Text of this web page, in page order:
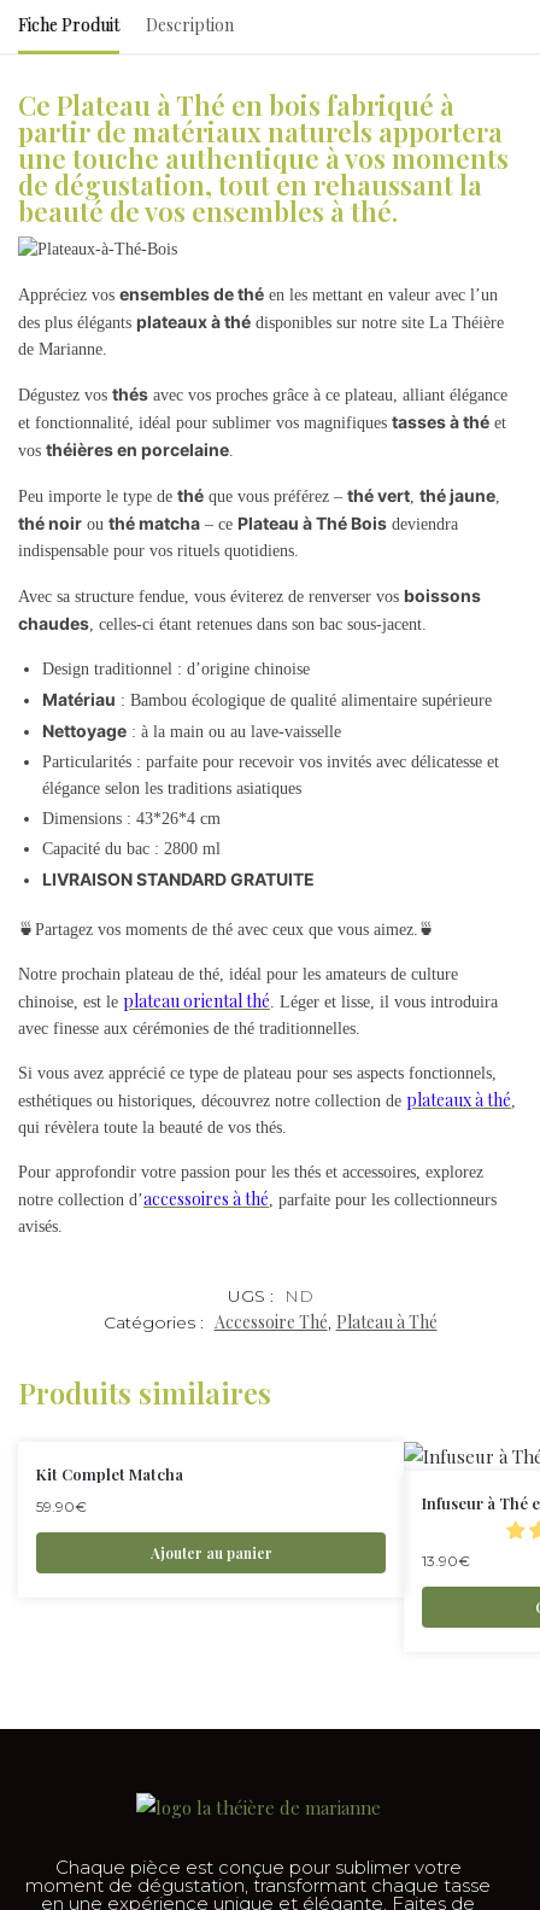
Fiche Produit Description
Ce Plateau à Thé en bois fabriqué à
partir de matériaux naturels apportera
une touche authentique à vos moments
de dégustation, tout en rehaussant la
beauté de vos ensembles à thé.
Appréciez vos ensembles de thé en les mettant en valeur avec l’un
des plus élégants plateaux à thé disponibles sur notre site La Théière
de Marianne.
Dégustez vos thés avec vos proches grâce à ce plateau, alliant élégance
et fonctionnalité, idéal pour sublimer vos magnifiques tasses à thé et
vos théières en porcelaine
Peu importe le type de thé que vous préférez – thé vert thé jaune
thé noir ou thé matcha – ce Plateau à Thé Bois deviendra
indispensable pour vos rituels quotidiens.
Avec sa structure fendue, vous éviterez de renverser vos boissons
chaudes , celles-ci étant retenues dans son bac sous-jacent.
Design traditionnel : d’origine chinoise
Matériau : Bambou écologique de qualité alimentaire supérieure
Nettoyage : à la main ou au lave-vaisselle
Particularités : parfaite pour recevoir vos invités avec délicatesse et
élégance selon les traditions asiatiques
Dimensions : 43*26*4 cm
Capacité du bac : 2800 ml
LIVRAISON STANDARD GRATUITE
🍵Partagez vos moments de thé avec ceux que vous aimez.🍵
Notre prochain plateau de thé, idéal pour les amateurs de culture
chinoise, est le plateau oriental thé. Léger et lisse, il vous introduira
avec finesse aux cérémonies de thé traditionnelles.
Si vous avez apprécié ce type de plateau pour ses aspects fonctionnels,
esthétiques ou historiques, découvrez notre collection de plateaux à thé,
qui révèlera toute la beauté de vos thés.
Pour approfondir votre passion pour les thés et accessoires, explorez
notre collection d’accessoires à thé, parfaite pour les collectionneurs
avisés.
UGS :
ND
Catégories : Accessoire Thé, Plateau à Thé
Produits similaires
Kit Complet Matcha
59.90€
Ajouter au panier
Infuseur à Thé
13.90€
Chaque pièce est conçue pour sublimer votre
moment de dégustation, transformant chaque tasse
en une expérience unique et élégante. Faites de